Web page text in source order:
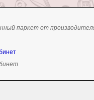
паркет от